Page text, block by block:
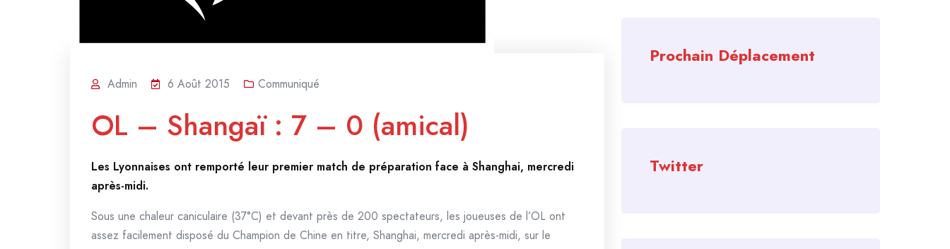
Admin 6 Août 2015 Communiqué
OL – Shangaï : 7 – 0 (amical)
Les Lyonnaises ont remporté leur premier match de préparation face à Shanghai, mercredi
après-midi.
Sous une chaleur caniculaire (37°C) et devant près de 200 spectateurs, les joueuses de l’OL ont
assez facilement disposé du Champion de Chine en titre, Shanghai, mercredi après-midi, sur le
Prochain Déplacement
Twitter